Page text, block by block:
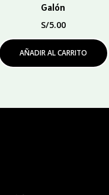
Galón
S/5.00
AÑADIR AL CARRITO